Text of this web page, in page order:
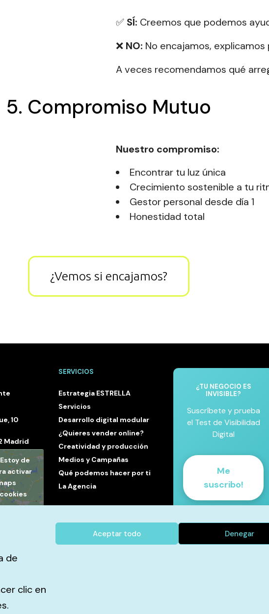
de
clic en
Aceptar todo Denegar
✅ SÍ: Creemos que podemos
❌ NO: No encajamos, explicamos
A veces recomendamos qué
5. Compromiso Mutuo
Nuestro compromiso:
Encontrar tu luz única
Crecimiento sostenible a tu
Gestor personal desde día 1
Honestidad total
¿Vemos si encajamos?
10
Madrid
de
activar
SERVICIOS
Estrategia ESTRELLA
Servicios
Desarrollo digital modular
¿Quieres vender online?
Creatividad y producción
Medios y Campañas
Qué podemos hacer por ti
La Agencia
¿TU NEGOCIO ES
INVISIBLE?
Suscríbete y prueba
el Test de Visibilidad
Digital
Me
suscribo!
perspectiva
✓ Información para